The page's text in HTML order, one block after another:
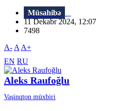
Müsahibə
11 Dekabr 2024, 12:07
7498
A- A A+
EN RU
Aleks Raufoğlu
Vaşinqton müxbiri